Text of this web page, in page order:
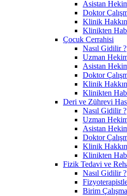
Asistan
Doktor
Klinik
Klinikten
Çocuk Cerrahisi
Nasıl Gidilir ?
Uzman
Asistan
Doktor
Klinik
Klinikten
Deri ve Zührevi
Nasıl Gidilir ?
Uzman
Asistan
Doktor
Klinik
Klinikten
Fizik Tedavi ve
Nasıl Gidilir ?
Birim